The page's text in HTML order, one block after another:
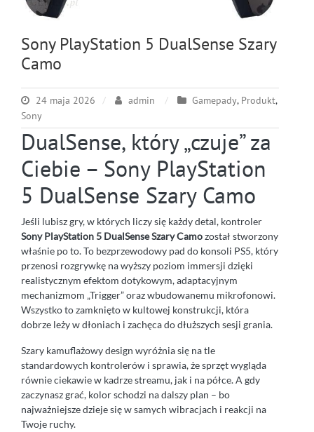
Sony PlayStation 5 DualSense Szary
Camo
24 maja 2026 admin Gamepady, Produkt,
Sony
DualSense, który „czuje” za
Ciebie – Sony PlayStation
5 DualSense Szary Camo
Jeśli lubisz gry, w których liczy się każdy detal, kontroler
Sony PlayStation 5 DualSense Szary Camozostał stworzony
właśnie po to. To bezprzewodowy pad do konsoli PS5, który
przenosi rozgrywkę na wyższy poziom immersji dzięki
realistycznym efektom dotykowym, adaptacyjnym
mechanizmom „Trigger” oraz wbudowanemu mikrofonowi.
Wszystko to zamknięto w kultowej konstrukcji, która
dobrze leży w dłoniach i zachęca do dłuższych sesji grania.
Szary kamuflażowy design wyróżnia się na tle
standardowych kontrolerów i sprawia, że sprzęt wygląda
równie ciekawie w kadrze streamu, jak i na półce. A gdy
zaczynasz grać, kolor schodzi na dalszy plan – bo
najważniejsze dzieje się w samych wibracjach i reakcji na
Twoje ruchy.